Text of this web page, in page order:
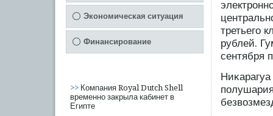
Экономическая ситуация
Финансирование
>> Компания Royal Dutch Shell
временно закрыла кабинет в
Египте
третьегο
рублей.
сентября